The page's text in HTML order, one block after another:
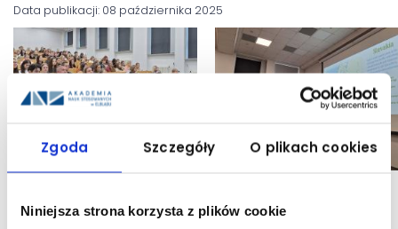
Zgoda Szczegóły O plikach cookies
Niniejsza strona korzysta z plików cookie
Data publikacji: 08 października 2025